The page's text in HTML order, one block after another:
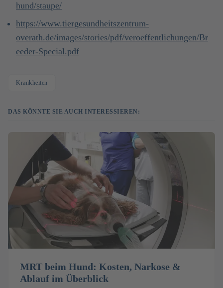
hund/staupe/
https://www.tiergesundheitszentrum-
overath.de/images/stories/pdf/veroeffentlichungen/Br
eeder-Special.pdf
Krankheiten
DAS KÖNNTE SIE AUCH INTERESSIEREN:
MRT beim Hund: Kosten, Narkose &
Ablauf im Überblick